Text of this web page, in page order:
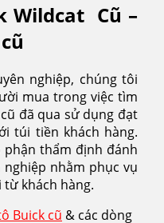
Wildcat Cũ –
nghiệp, chúng tôi
mua trong việc tìm
đã qua sử dụng đạt
túi tiền khách hàng.
phận thẩm định đánh
nhằm phục vụ
từ khách hàng.
Buick cũ & các dòng